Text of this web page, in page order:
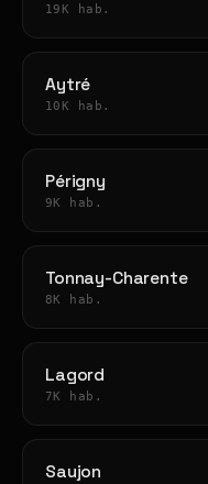
19K hab.
Aytré
10K hab.
Périgny
9K hab.
Tonnay-Charente
8K hab.
Lagord
7K hab.
Saujon